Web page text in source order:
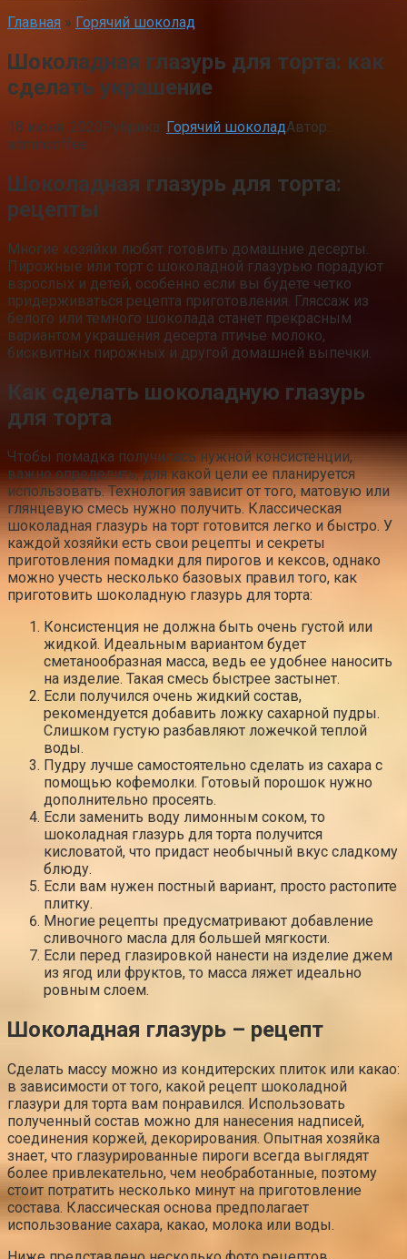
Главная » Горячий шоколад
Шоколадная глазурь для торта: как
сделать украшение
18 июня, 2020Рубрика: Горячий шоколадАвтор:
admincoffee
Шоколадная глазурь для торта:
рецепты
Многие хозяйки любят готовить домашние десерты.
Пирожные или торт с шоколадной глазурью порадуют
взрослых и детей, особенно если вы будете четко
придерживаться рецепта приготовления. Гляссаж из
белого или темного шоколада станет прекрасным
вариантом украшения десерта птичье молоко,
бисквитных пирожных и другой домашней выпечки.
Как сделать шоколадную глазурь
для торта
Чтобы помадка получилась нужной консистенции,
важно определить, для какой цели ее планируется
использовать. Технология зависит от того, матовую или
глянцевую смесь нужно получить. Классическая
шоколадная глазурь на торт готовится легко и быстро. У
каждой хозяйки есть свои рецепты и секреты
приготовления помадки для пирогов и кексов, однако
можно учесть несколько базовых правил того, как
приготовить шоколадную глазурь для торта:
Консистенция не должна быть очень густой или
жидкой. Идеальным вариантом будет
сметанообразная масса, ведь ее удобнее наносить
на изделие. Такая смесь быстрее застынет.
Если получился очень жидкий состав,
рекомендуется добавить ложку сахарной пудры.
Слишком густую разбавляют ложечкой теплой
воды.
Пудру лучше самостоятельно сделать из сахара с
помощью кофемолки. Готовый порошок нужно
дополнительно просеять.
Если заменить воду лимонным соком, то
шоколадная глазурь для торта получится
кисловатой, что придаст необычный вкус сладкому
блюду.
Если вам нужен постный вариант, просто растопите
плитку.
Многие рецепты предусматривают добавление
сливочного масла для большей мягкости.
Если перед глазировкой нанести на изделие джем
из ягод или фруктов, то масса ляжет идеально
ровным слоем.
Шоколадная глазурь – рецепт
Сделать массу можно из кондитерских плиток или какао:
в зависимости от того, какой рецепт шоколадной
глазури для торта вам понравился. Использовать
полученный состав можно для нанесения надписей,
соединения коржей, декорирования. Опытная хозяйка
знает, что глазурированные пироги всегда выглядят
более привлекательно, чем необработанные, поэтому
стоит потратить несколько минут на приготовление
состава. Классическая основа предполагает
использование сахара, какао, молока или воды.